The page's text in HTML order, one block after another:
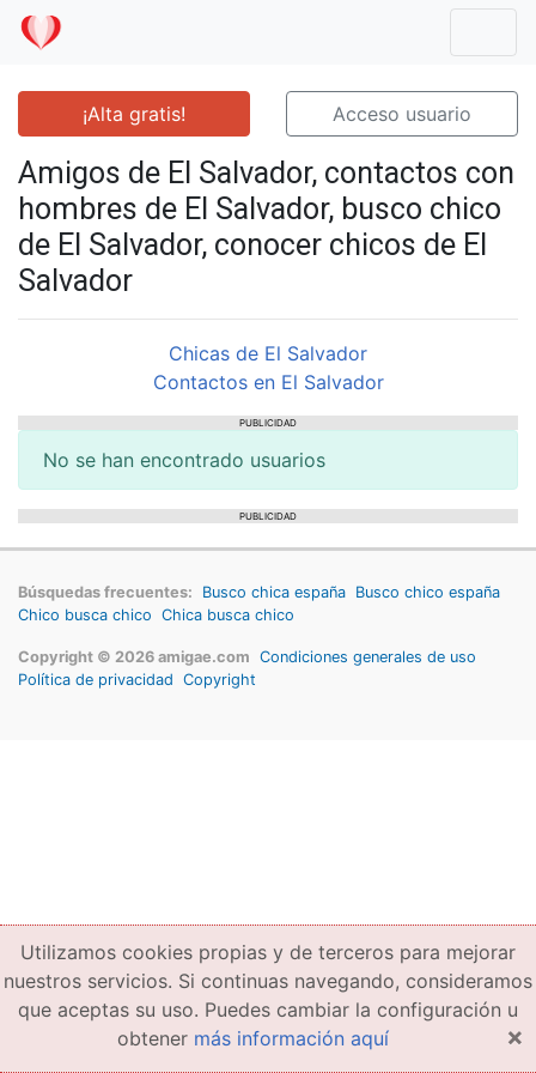
¡Alta gratis! Acceso usuario
Amigos de El Salvador, contactos con
hombres de El Salvador, busco chico
de El Salvador, conocer chicos de El
Salvador
Chicas de El Salvador
Contactos en El Salvador
PUBLICIDAD
No se han encontrado usuarios
PUBLICIDAD
Búsquedas frecuentes: Busco chica españa Busco chico españa
Chico busca chico Chica busca chico
Copyright © 2026 amigae.com Condiciones generales de uso
Política de privacidad Copyright
Utilizamos cookies propias y de terceros para mejorar
nuestros servicios. Si continuas navegando, consideramos
que aceptas su uso. Puedes cambiar la configuración u
obtener más información aquí ×